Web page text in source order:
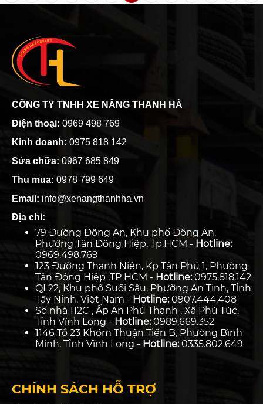
CÔNG TY TNHH XE NÂNG THANH HÀ
Điện thoại: 0969 498 769
Kinh doanh: 0975 818 142
Sửa chữa: 0967 685 849
Thu mua: 0978 799 649
Email: info@xenangthanhha.vn
Địa chỉ:
79 Đường Đông An, Khu phố Đông An,
Phường Tân Đông Hiệp, Tp.HCM - Hotline:
0969.498.769
123 Đường Thanh Niên, Kp Tân Phú 1, Phường
Tân Đông Hiệp ,TP HCM - Hotline:0975.818.142
QL22, Khu phố Suối Sâu, Phường An Tịnh, Tỉnh
Tây Ninh, Việt Nam - Hotline:0907.444.408
Số nhà 112C , Ấp An Phú Thạnh , Xã Phú Túc,
Tỉnh Vĩnh Long - Hotline:0989.669.352
1146 Tổ 23 Khóm Thuận Tiến B, Phường Bình
Minh, Tỉnh Vĩnh Long - Hotline:0335.802.649
CHÍNH SÁCH HỖ TRỢ